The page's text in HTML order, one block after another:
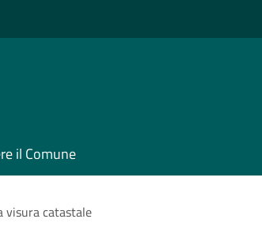
il Comune
visura catastale